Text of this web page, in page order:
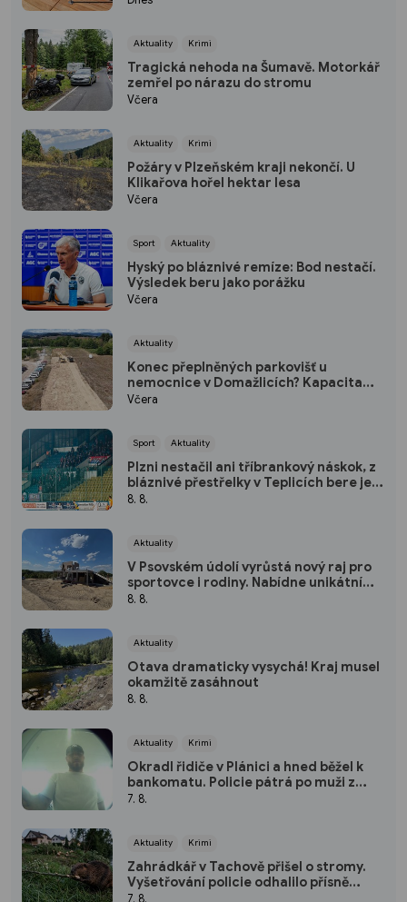
Aktuality Krimi
Tragická nehoda na Šumavě. Motorkář
zemřel po nárazu do stromu
Včera
Aktuality Krimi
Požáry v Plzeňském kraji nekončí. U
Klikařova hořel hektar lesa
Včera
Sport Aktuality
Hyský po bláznivé remíze: Bod nestačí.
Výsledek beru jako porážku
Včera
Aktuality
Konec přeplněných parkovišť u
nemocnice v Domažlicích? Kapacita
vzroste o polovinu
Včera
Sport Aktuality
Plzni nestačil ani tříbrankový náskok, z
bláznivé přestřelky v Teplicích bere jen
bod
8. 8.
Aktuality
V Psovském údolí vyrůstá nový raj pro
sportovce i rodiny. Nabídne unikátní
pumptrack i šestimetrovou vyhlídku
8. 8.
Aktuality
Otava dramaticky vysychá! Kraj musel
okamžitě zasáhnout
8. 8.
Aktuality Krimi
Okradl řidiče v Plánici a hned běžel k
bankomatu. Policie pátrá po muži z
kamerových záznamů
7. 8.
Aktuality Krimi
Zahrádkář v Tachově přišel o stromy.
Vyšetřování policie odhalilo přísně
chráněného viníka